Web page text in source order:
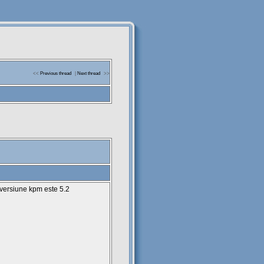
<< Previous thread Next thread >>
kpm este 5.2